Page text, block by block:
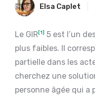
Elsa Caplet
Le GIR [1] 5 est l’un
plus faibles. Il
partielle dans les
cherchez une
personne âgée qui a